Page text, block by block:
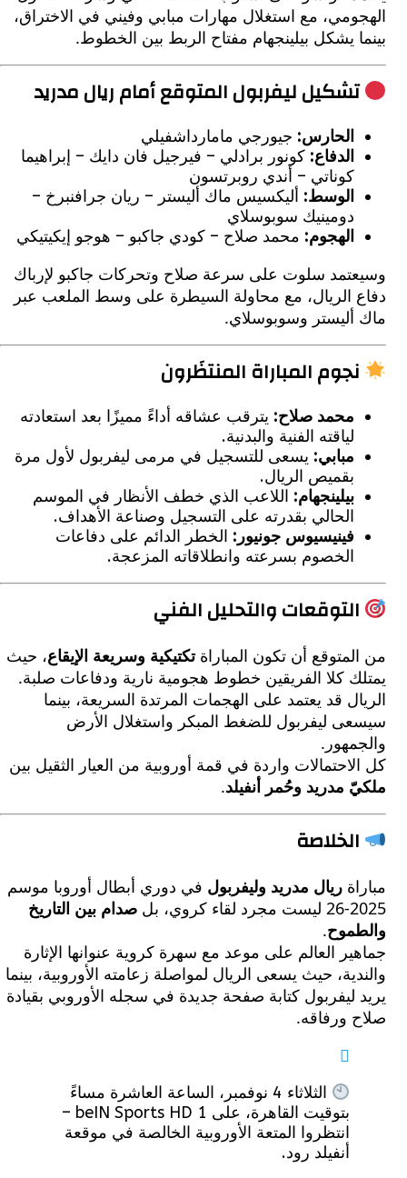
مع استغلال مهارات مبابي وفيني في الاختراق،
يشكل بيلينجهام مفتاح الربط بين الخطوط.
ليفربول المتوقع أمام ريال مدريد
الحارس:جيورجي مامارداشفيلي
الدفاع:
كونور برادلي – فيرجيل فان دايك – إبراهيما
كوناتي – أندي روبرتسون
الوسط:
أليكسيس ماك أليستر – ريان جرافنبرخ –
دومينيك سوبوسلاي
الهجوم:
محمد صلاح – كودي جاكبو – هوجو إيكيتيكي
سلوت على سرعة صلاح وتحركات جاكبو لإرباك
الريال، مع محاولة السيطرة على وسط الملعب عبر
وسوبوسلاي.
المباراة المنتظَرون
محمد صلاح:يترقب عشاقه أداءً مميزًا بعد استعادته
لياقته الفنية والبدنية.
مبابي: يسعى للتسجيل في مرمى ليفربول لأول مرة
بقميص الريال.
بيلينجهام:اللاعب الذي خطف الأنظار في الموسم
الحالي بقدرته على التسجيل وصناعة الأهداف.
فينيسيوس جونيور: الخطر الدائم على دفاعات
الخصوم بسرعته وانطلاقاته المزعجة.
والتحليل الفني
أن تكون المباراةتكتيكية وسريعة الإيقاع، حيث
كلا الفريقين خطوط هجومية نارية ودفاعات صلبة.
قد يعتمد على الهجمات المرتدة السريعة، بينما
ليفربول للضغط المبكر واستغلال الأرض
واردة في قمة أوروبية من العيار الثقيل بين
مدريد وحُمر أنفيلد.
ريال مدريد وليفربولفي دوري أبطال أوروبا موسم
صدام بين التاريخ
.
العالم على موعد مع سهرة كروية عنوانها الإثارة
حيث يسعى الريال لمواصلة زعامته الأوروبية، بينما
ليفربول كتابة صفحة جديدة في سجله الأوروبي بقيادة
ورفاقه.
الثلاثاء 4 نوفمبر، الساعة العاشرة مساءً
بتوقيت القاهرة، على beIN Sports HD 1 –
انتظروا المتعة الأوروبية الخالصة في موقعة
أنفيلد رود.